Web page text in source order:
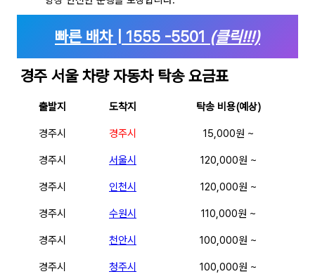
빠른 배차 | 1555 -5501 (클릭!!!)
경주 서울 차량 자동차 탁송 요금표
출발지 도착지 탁송 비용(예상)
경주시 경주시 15,000원 ~
경주시 서울시 120,000원 ~
경주시 인천시 120,000원 ~
경주시 수원시 110,000원 ~
경주시 천안시 100,000원 ~
경주시 청주시 100,000원 ~